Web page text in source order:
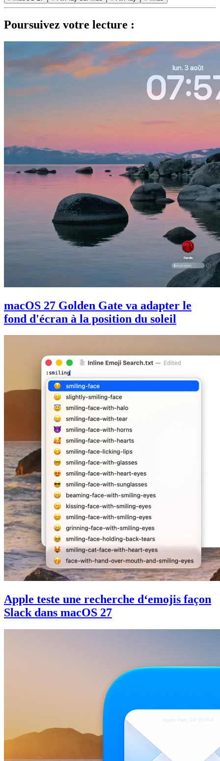
Poursuivez votre lecture :
macOS 27 Golden Gate va adapter le
fond d'écran à la position du soleil
Apple teste une recherche d‘emojis façon
Slack dans macOS 27